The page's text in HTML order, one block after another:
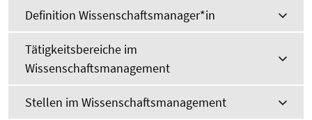
Definition Wissenschaftsmanager*in
Tätigkeitsbereiche im
Wissenschaftsmanagement
Stellen im Wissenschaftsmanagement